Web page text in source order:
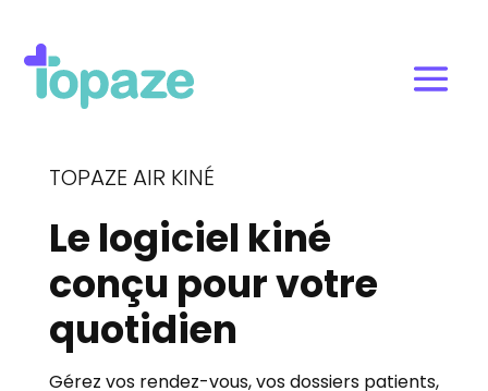
TOPAZE AIR KINÉ
Le logiciel kiné
conçu pour votre
quotidien
Gérez vos rendez-vous, vos dossiers patients,